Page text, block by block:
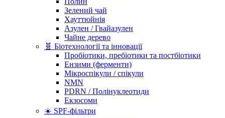
Зелений чай
Хауттюйнія
Азулен / Гвайазулен
Чайне дерево
🧬 Біотехнології та інновації
Пробіотики, пребіотики та постбіотики
Ензими (ферменти)
Мікроспікули / спікули
NMN
PDRN / Полінуклеотиди
Екзосоми
☀️ SPF-фільтри